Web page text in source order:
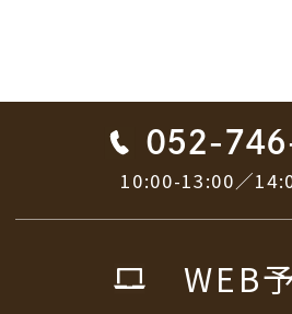
052-
10:00-13:00／
WEB